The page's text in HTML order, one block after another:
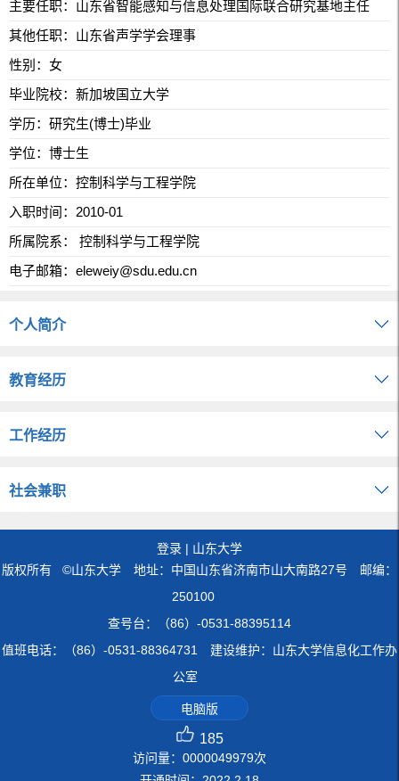
主要任职：山东省智能感知与信息处理国际联合研究基地主任
其他任职：山东省声学学会理事
性别：女
毕业院校：新加坡国立大学
学历：研究生(博士)毕业
学位：博士生
所在单位：控制科学与工程学院
入职时间：2010-01
所属院系： 控制科学与工程学院
电子邮箱： eleweiy@sdu.edu.cn
个人简介
教育经历
工作经历
社会兼职
登录 | 山东大学
版权所有 ©山东大学 地址：中国山东省济南市山大南路27号 邮编：
250100
查号台：（86）-0531-88395114
值班电话：（86）-0531-88364731 建设维护：山东大学信息化工作办
公室
电脑版
185
访问量： 0000049979次